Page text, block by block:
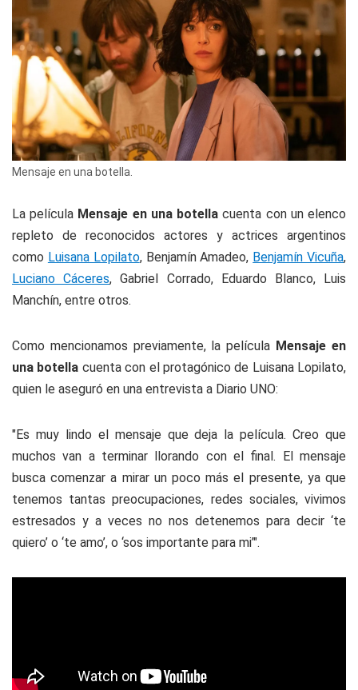
Mensaje en una botella.
La película Mensaje en una botella cuenta con un elenco
repleto de reconocidos actores y actrices argentinos
como Luisana Lopilato, Benjamín Amadeo, Benjamín Vicuña,
Luciano Cáceres, Gabriel Corrado, Eduardo Blanco, Luis
Manchín, entre otros.
Como mencionamos previamente, la película Mensaje en
una botella cuenta con el protagónico de Luisana Lopilato,
quien le aseguró en una entrevista a Diario UNO:
"Es muy lindo el mensaje que deja la película. Creo que
muchos van a terminar llorando con el final. El mensaje
busca comenzar a mirar un poco más el presente, ya que
tenemos tantas preocupaciones, redes sociales, vivimos
estresados y a veces no nos detenemos para decir ‘te
quiero’ o ‘te amo’, o ‘sos importante para mi’".